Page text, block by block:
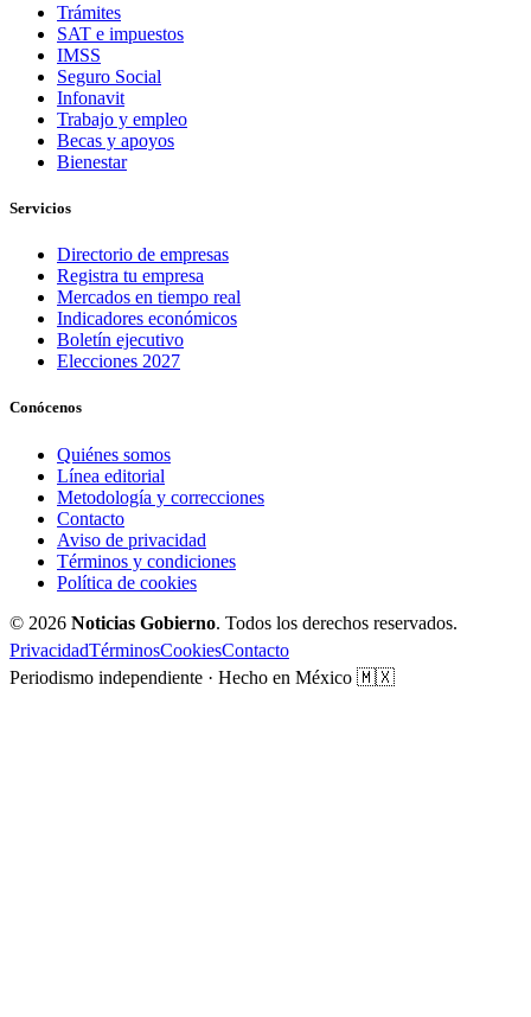
Trámites
SAT e impuestos
IMSS
Seguro Social
Infonavit
Trabajo y empleo
Becas y apoyos
Bienestar
Servicios
Directorio de empresas
Registra tu empresa
Mercados en tiempo real
Indicadores económicos
Boletín ejecutivo
Elecciones 2027
Conócenos
Quiénes somos
Línea editorial
Metodología y correcciones
Contacto
Aviso de privacidad
Términos y condiciones
Política de cookies
© 2026 Noticias Gobierno. Todos los derechos reservados.
PrivacidadTérminosCookiesContacto
Periodismo independiente · Hecho en México 🇲🇽